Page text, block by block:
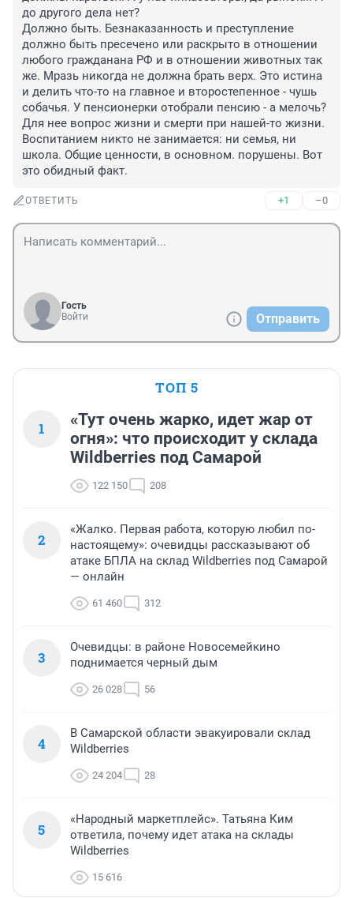
до другого дела нет?
Должно быть. Безнаказанность и преступление
должно быть пресечено или раскрыто в отношении
любого гражданана РФ и в отношении животных так
же. Мразь никогда не должна брать верх. Это истина
и делить что-то на главное и второстепенное - чушь
собачья. У пенсионерки отобрали пенсию - а мелочь?
Для нее вопрос жизни и смерти при нашей-то жизни.
Воспитанием никто не занимается: ни семья, ни
школа. Общие ценности, в основном. порушены. Вот
это обидный факт.
ОТВЕТИТЬ +1 –0
Гость
Войти
Отправить
ТОП 5
1
«Тут очень жарко, идет жар от
огня»: что происходит у склада
Wildberries под Самарой
122 150 208
2
«Жалко. Первая работа, которую любил по-
настоящему»: очевидцы рассказывают об
атаке БПЛА на склад Wildberries под Самарой
— онлайн
61 460 312
3
Очевидцы: в районе Новосемейкино
поднимается черный дым
26 028 56
4
В Самарской области эвакуировали склад
Wildberries
24 204 28
5
«Народный маркетплейс». Татьяна Ким
ответила, почему идет атака на склады
Wildberries
15 616